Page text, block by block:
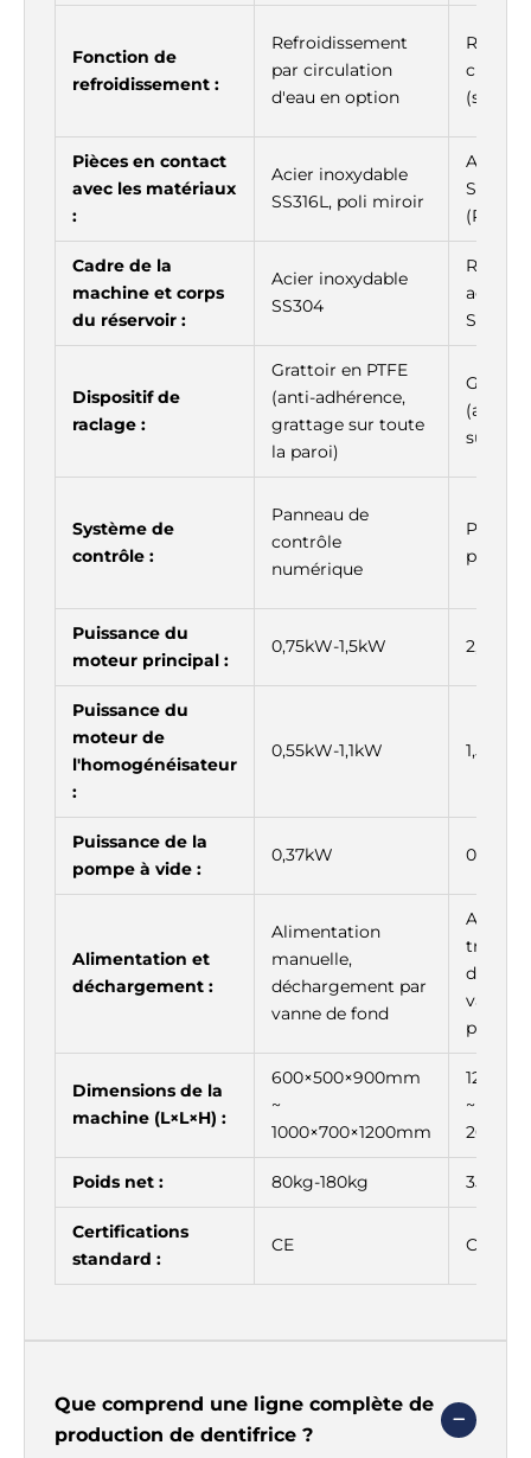
Fonction de
refroidissement :
Refroidissement
par circulation
d'eau en option
Pièces en contact
avec les matériaux
:
Acier inoxydable
SS316L, poli miroir
Acier
Cadre de la
machine et corps
du réservoir :
Acier inoxydable
SS304
acier
SS304
Dispositif de
raclage :
Grattoir en PTFE
(anti-adhérence,
grattage sur toute
la paroi)
Grattoir
sur
Système de
contrôle :
Panneau de
contrôle
numérique
PLC +
pouces
Puissance du
moteur principal :
0,75kW-1,5kW 2,2kW-
Puissance du
moteur de
l'homogénéisateur
:
0,55kW-1,1kW 1,5kW-
Puissance de la
pompe à vide :
0,37kW
Alimentation et
déchargement :
Alimentation
manuelle,
déchargement par
vanne de fond
trou
vanne
Dimensions de la
machine (L×L×H) :
600×500×900mm
~
1000×700×1200mm
~
Poids net : 80kg-180kg 350kg-
Certifications
standard :
CE CE,
Que comprend une ligne complète de
production de dentifrice ?